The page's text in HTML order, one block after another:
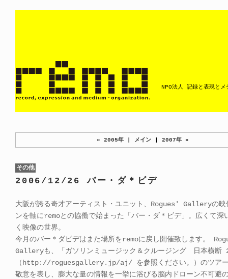
NPO法人 記録と表現とメ
« 2005年| メイン| 2007年 »
その他
2006/12/26 バー・ダ＊ビデ
大阪が誇る奇才アーティスト・ユニット、Rogues' Galleryの映
ンを軸にremoとの協働で始まった「バー・ダ＊ビデ」。広くて深
く映像の世界。
今月のバー＊ダビデはまた場所をremoに戻し開催致します。
Galleryも、「ガソリンミュージック＆クルージング 日本横断
（http://roguesgallery.jp/aj/ を参照ください。）のツアー
敬意を表し、膨大な量の情報を一挙に浴びる脳内ドローン不可避